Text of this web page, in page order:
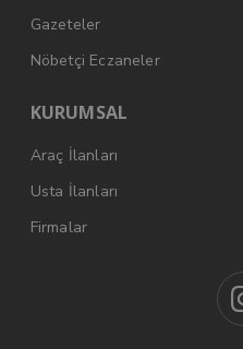
Gazeteler
Nöbetçi Eczaneler
KURUMSAL
Araç İlanları
Usta İlanları
Firmalar